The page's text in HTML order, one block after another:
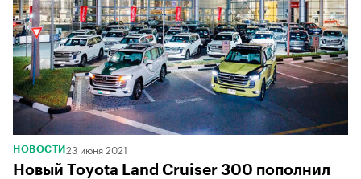
НОВОСТИ 23 июня 2021
Новый Toyota Land Cruiser 300 пополнил